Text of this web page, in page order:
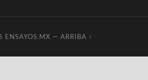
ENSAYOS.MX —ARRIBA ↑